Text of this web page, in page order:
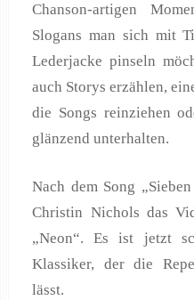
Chanson-artigen
Slogans man sich mit
Lederjacke pinseln
auch Storys erzählen,
die Songs reinziehen
glänzend unterhalten.
Nach dem Song
Christin Nichols das
„Neon“. Es ist jetzt
Klassiker, der die
lässt.